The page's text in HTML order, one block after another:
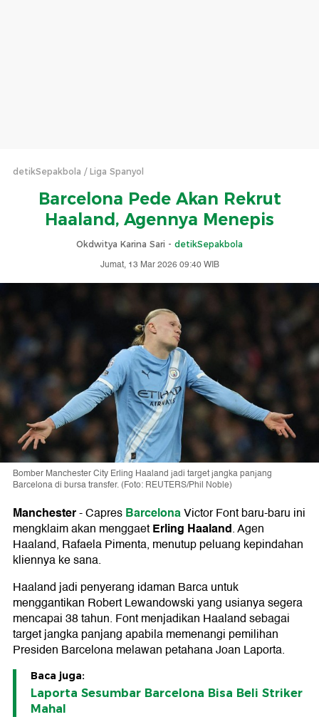
detikSepakbola Liga Spanyol
Barcelona Pede Akan Rekrut
Haaland, Agennya Menepis
Okdwitya Karina Sari - detikSepakbola
Jumat, 13 Mar 2026 09:40 WIB
Bomber Manchester City Erling Haaland jadi target jangka panjang
Barcelona di bursa transfer. (Foto: REUTERS/Phil Noble)
Manchester-CapresBarcelonaVictor Font baru-baru ini
mengklaim akan menggaetErling Haaland. Agen
Haaland, Rafaela Pimenta, menutup peluang kepindahan
kliennya ke sana.
Haaland jadi penyerang idaman Barca untuk
menggantikan Robert Lewandowski yang usianya segera
mencapai 38 tahun. Font menjadikan Haaland sebagai
target jangka panjang apabila memenangi pemilihan
Presiden Barcelona melawan petahana Joan Laporta.
Baca juga:
Laporta Sesumbar Barcelona Bisa Beli Striker
Mahal